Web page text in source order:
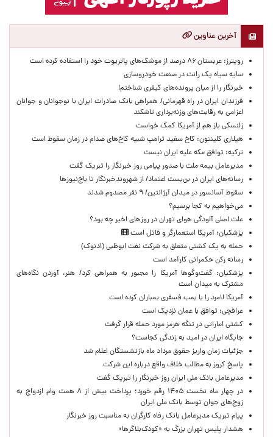
آخرین عناوین
رویترز: عربستان ۸۶ درصد از موشک‌های پاتریوت خود را استفاده کرده است
سایه سیاه یک رانت در صنعت خودروسازی
خبرنگار را از میان پرونده‌های کیفری شناختم!
​فرزندان ایران در راه قهرمانی/ همراهی بانک صادرات ایران با نوجوانان و جوانان
اعزامی به رقابت‌های وزنه‌برداری تاشکند
زلنسکی باز هم از آمریکا کمک خواست
هیلاری کلینتون: کاخ سفید ترامپ شبیه کاخ‌های صدام در زمان سقوط است
ترکیه: توافق مکه علیه ایران نیست
مدیرعامل بیمه ملت با صدور پیامی روز خبرنگار را تبریک گفت
رسانه‌های ایران در بن‌بست اعتماد/ از شهروندخبرنگار تا باج‌نیوزها
سقوط آسانسور در میدان آرژانتین/ ۹ نفر مصدوم شدند
می‌خواهیم به کجا برسیم؟
علت اصلی آلودگی هوای تهران در روزهای اخیر چه بود؟
پزشکیان: آمریکا استعمارگر و قاتل است
حمله به یک کشتی متعلق به شرکت نفت ابوظبی (ادنوک)
رسانه رکن حکمرانی کارآمد است
پزشکیان: گفت‌وگوها آمریکا را مجبور به همراهی کرد/ هنر، آوردن نگاه‌های
مشترک به میدان است
آمریکا لامرد را با بمب فسفری بمباران کرده است
عراقچی: توافق با عمان نزدیک است
کشتی اماراتی در تنگه هرمز مورد حمله قرار گرفت
جایگاه ایران در امید به زندگی کجاست؟
جزئیات زمان واریز حقوق مرداد ماه بازنشستگان اعلام شد
پاسخ کروز به مطالب خلاف واقع درباره این شرکت
مدیرعامل بانک ملی ایران روز خبرنگار را تبریک گفت
در چهار ماه نخست ۱۴۰۵ رقم خورد؛ پرداخت بیش از ۸ همت وام ازدواج به
زوج‌های جوان توسط بانک ملی ایران
پیام تبریک مدیرعامل بانک رفاه کارگران به مناسبت روز خبرنگار
هشدار پلیس تهران بزرگ به «کودک‌بلاگرها»